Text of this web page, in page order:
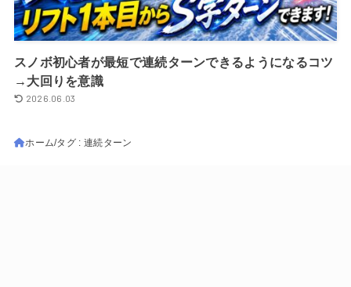
スノボ初心者が最短で連続ターンできるようになるコツ
→大回りを意識
2026.06.03
ホーム タグ : 連続ターン